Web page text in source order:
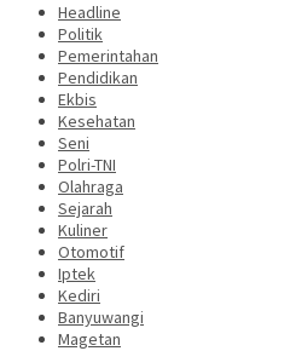
Headline
Politik
Pemerintahan
Pendidikan
Ekbis
Kesehatan
Seni
Polri-TNI
Olahraga
Sejarah
Kuliner
Otomotif
Iptek
Kediri
Banyuwangi
Magetan